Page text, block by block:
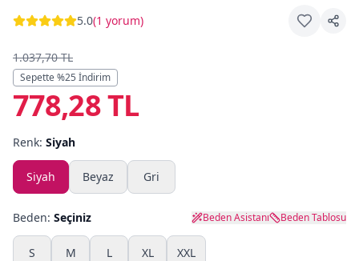
Büyük
Markalar
Yazlık Pijama
Kampanyalar
Yeni Gelenler
5.0(1 yorum)
1.037,70 TL
Sepette %25 İndirim
778,28 TL
Renk: Siyah
Siyah Beyaz Gri
Beden: Seçiniz Beden Asistanı Beden Tablosu
S M L XL XXL